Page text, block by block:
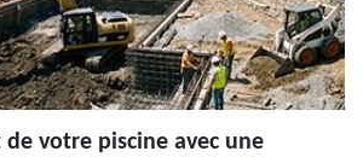
de votre piscine avec une